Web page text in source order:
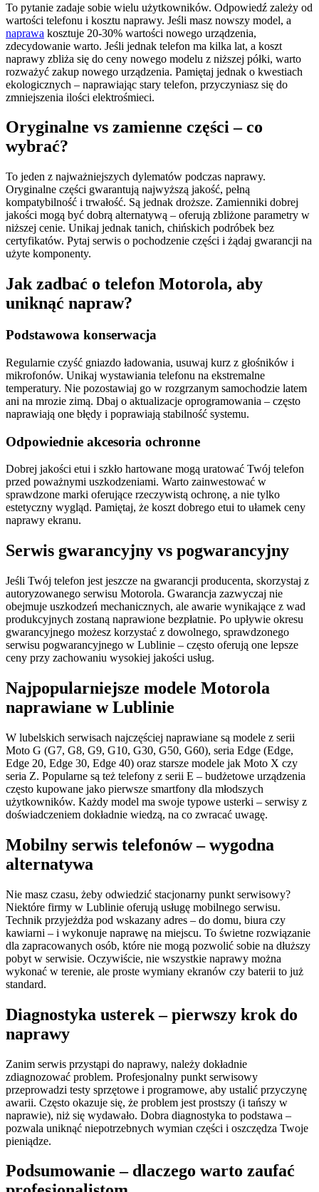
To pytanie zadaje sobie wielu użytkowników. Odpowiedź zależy od
wartości telefonu i kosztu naprawy. Jeśli masz nowszy model, a
naprawa kosztuje 20-30% wartości nowego urządzenia,
zdecydowanie warto. Jeśli jednak telefon ma kilka lat, a koszt
naprawy zbliża się do ceny nowego modelu z niższej półki, warto
rozważyć zakup nowego urządzenia. Pamiętaj jednak o kwestiach
ekologicznych – naprawiając stary telefon, przyczyniasz się do
zmniejszenia ilości elektrośmieci.
Oryginalne vs zamienne części – co
wybrać?
To jeden z najważniejszych dylematów podczas naprawy.
Oryginalne części gwarantują najwyższą jakość, pełną
kompatybilność i trwałość. Są jednak droższe. Zamienniki dobrej
jakości mogą być dobrą alternatywą – oferują zbliżone parametry w
niższej cenie. Unikaj jednak tanich, chińskich podróbek bez
certyfikatów. Pytaj serwis o pochodzenie części i żądaj gwarancji na
użyte komponenty.
Jak zadbać o telefon Motorola, aby
uniknąć napraw?
Podstawowa konserwacja
Regularnie czyść gniazdo ładowania, usuwaj kurz z głośników i
mikrofonów. Unikaj wystawiania telefonu na ekstremalne
temperatury. Nie pozostawiaj go w rozgrzanym samochodzie latem
ani na mrozie zimą. Dbaj o aktualizacje oprogramowania – często
naprawiają one błędy i poprawiają stabilność systemu.
Odpowiednie akcesoria ochronne
Dobrej jakości etui i szkło hartowane mogą uratować Twój telefon
przed poważnymi uszkodzeniami. Warto zainwestować w
sprawdzone marki oferujące rzeczywistą ochronę, a nie tylko
estetyczny wygląd. Pamiętaj, że koszt dobrego etui to ułamek ceny
naprawy ekranu.
Serwis gwarancyjny vs pogwarancyjny
Jeśli Twój telefon jest jeszcze na gwarancji producenta, skorzystaj z
autoryzowanego serwisu Motorola. Gwarancja zazwyczaj nie
obejmuje uszkodzeń mechanicznych, ale awarie wynikające z wad
produkcyjnych zostaną naprawione bezpłatnie. Po upływie okresu
gwarancyjnego możesz korzystać z dowolnego, sprawdzonego
serwisu pogwarancyjnego w Lublinie – często oferują one lepsze
ceny przy zachowaniu wysokiej jakości usług.
Najpopularniejsze modele Motorola
naprawiane w Lublinie
W lubelskich serwisach najczęściej naprawiane są modele z serii
Moto G (G7, G8, G9, G10, G30, G50, G60), seria Edge (Edge,
Edge 20, Edge 30, Edge 40) oraz starsze modele jak Moto X czy
seria Z. Popularne są też telefony z serii E – budżetowe urządzenia
często kupowane jako pierwsze smartfony dla młodszych
użytkowników. Każdy model ma swoje typowe usterki – serwisy z
doświadczeniem dokładnie wiedzą, na co zwracać uwagę.
Mobilny serwis telefonów – wygodna
alternatywa
Nie masz czasu, żeby odwiedzić stacjonarny punkt serwisowy?
Niektóre firmy w Lublinie oferują usługę mobilnego serwisu.
Technik przyjeżdża pod wskazany adres – do domu, biura czy
kawiarni – i wykonuje naprawę na miejscu. To świetne rozwiązanie
dla zapracowanych osób, które nie mogą pozwolić sobie na dłuższy
pobyt w serwisie. Oczywiście, nie wszystkie naprawy można
wykonać w terenie, ale proste wymiany ekranów czy baterii to już
standard.
Diagnostyka usterek – pierwszy krok do
naprawy
Zanim serwis przystąpi do naprawy, należy dokładnie
zdiagnozować problem. Profesjonalny punkt serwisowy
przeprowadzi testy sprzętowe i programowe, aby ustalić przyczynę
awarii. Często okazuje się, że problem jest prostszy (i tańszy w
naprawie), niż się wydawało. Dobra diagnostyka to podstawa –
pozwala uniknąć niepotrzebnych wymian części i oszczędza Twoje
pieniądze.
Podsumowanie – dlaczego warto zaufać